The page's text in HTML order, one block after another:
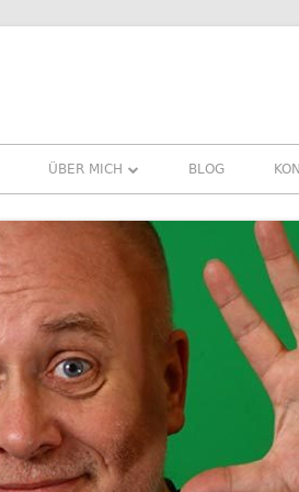
ÜBER MICH
REFERENZEN ERFAHRUNGEN UND
NEWSLETTER
BLOG